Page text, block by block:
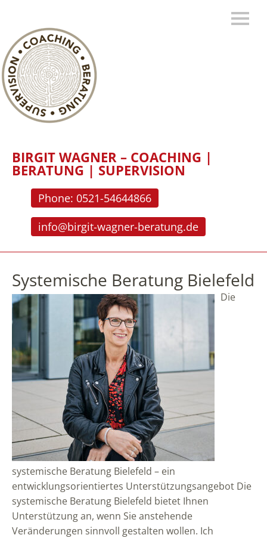
BIRGIT WAGNER – COACHING |
BERATUNG | SUPERVISION
Phone: 0521-54644866
info@birgit-wagner-beratung.de
Systemische Beratung Bielefeld
Die
systemische Beratung Bielefeld – ein
entwicklungsorientiertes Unterstützungsangebot Die
systemische Beratung Bielefeld bietet Ihnen
Unterstützung an, wenn Sie anstehende
Veränderungen sinnvoll gestalten wollen. Ich